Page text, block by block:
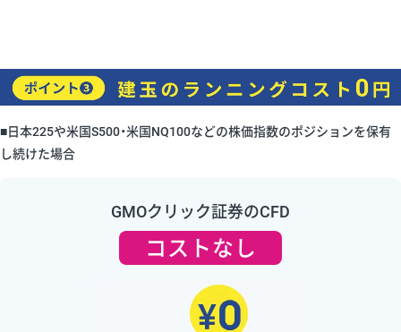
■日本225や米国S500・米国NQ100などの株価指数のポジションを保有
し続けた場合
GMOクリック証券のCFD
コストなし